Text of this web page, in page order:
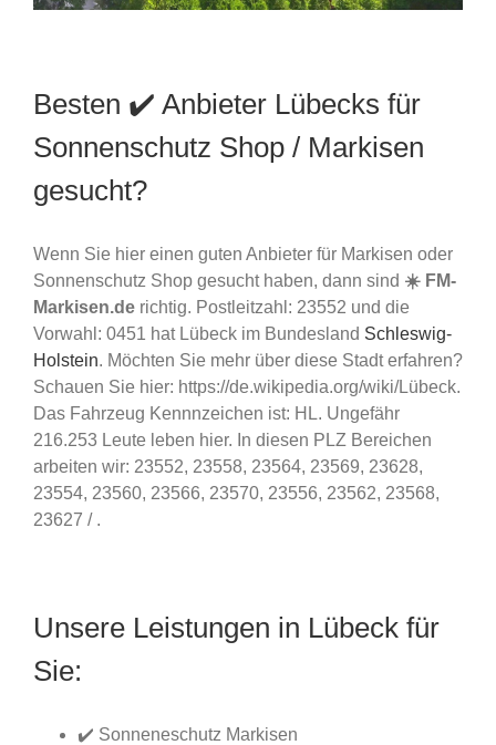
Besten ✔️ Anbieter Lübecks für
Sonnenschutz Shop / Markisen
gesucht?
Wenn Sie hier einen guten Anbieter für Markisen oder
Sonnenschutz Shop gesucht haben, dann sind ☀️ FM-
Markisen.de richtig. Postleitzahl: 23552 und die
Vorwahl: 0451 hat Lübeck im Bundesland Schleswig-
Holstein. Möchten Sie mehr über diese Stadt erfahren?
Schauen Sie hier: https://de.wikipedia.org/wiki/Lübeck.
Das Fahrzeug Kennnzeichen ist: HL. Ungefähr
216.253 Leute leben hier. In diesen PLZ Bereichen
arbeiten wir: 23552, 23558, 23564, 23569, 23628,
23554, 23560, 23566, 23570, 23556, 23562, 23568,
23627 / .
Unsere Leistungen in Lübeck für
Sie:
✔️ Sonneneschutz Markisen